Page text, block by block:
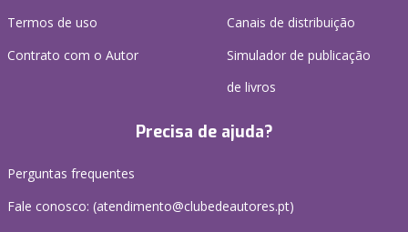
Termos de uso
Contrato com o Autor
Canais de distribuição
Simulador de publicação
de livros
Precisa de ajuda?
Perguntas frequentes
Fale conosco: (atendimento@clubedeautores.pt)